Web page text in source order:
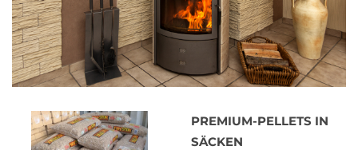
PREMIUM-PELLETS IN
SÄCKEN